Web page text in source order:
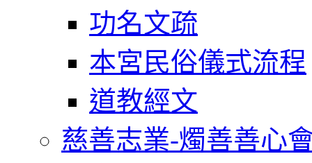
功名文疏
本宮民俗儀式流程
道教經文
慈善志業-燭善善心